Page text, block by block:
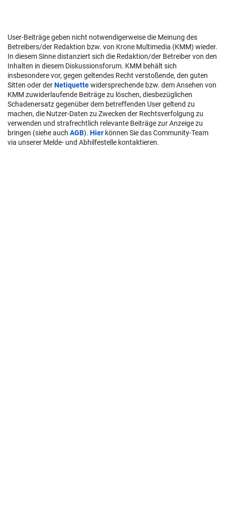
User-Beiträge geben nicht notwendigerweise die Meinung des
Betreibers/der Redaktion bzw. von Krone Multimedia (KMM) wieder.
In diesem Sinne distanziert sich die Redaktion/der Betreiber von den
Inhalten in diesem Diskussionsforum. KMM behält sich
insbesondere vor, gegen geltendes Recht verstoßende, den guten
Sitten oder derNetiquette widersprechende bzw. dem Ansehen von
KMM zuwiderlaufende Beiträge zu löschen, diesbezüglichen
Schadenersatz gegenüber dem betreffenden User geltend zu
machen, die Nutzer-Daten zu Zwecken der Rechtsverfolgung zu
verwenden und strafrechtlich relevante Beiträge zur Anzeige zu
bringen (siehe auch AGB). Hier können Sie das Community-Team
via unserer Melde- und Abhilfestelle kontaktieren.